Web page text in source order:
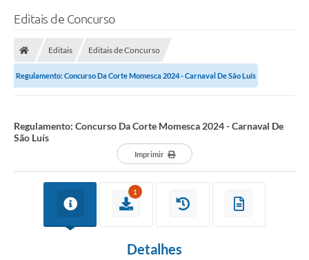
Editais de Concurso
Editais Editais de Concurso
Regulamento: Concurso Da Corte Momesca 2024 - Carnaval De São Luís
Regulamento: Concurso Da Corte Momesca 2024 - Carnaval De
São Luís
Imprimir
1
Detalhes